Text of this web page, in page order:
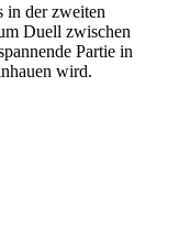
in der zweiten
Duell zwischen
Partie in
wird.